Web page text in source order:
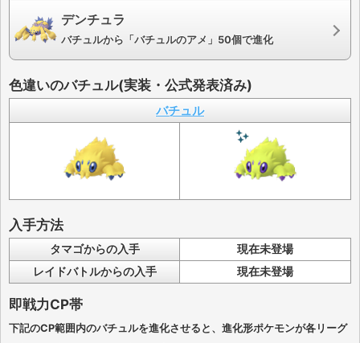
デンチュラ
バチュルから「バチュルのアメ」50個で進化
色違いのバチュル(実装・公式発表済み)
バチュル
入手方法
タマゴからの入手
現在未登場
レイドバトルからの入手
現在未登場
即戦力CP帯
下記のCP範囲内のバチュルを進化させると、進化形ポケモンが各リーグ